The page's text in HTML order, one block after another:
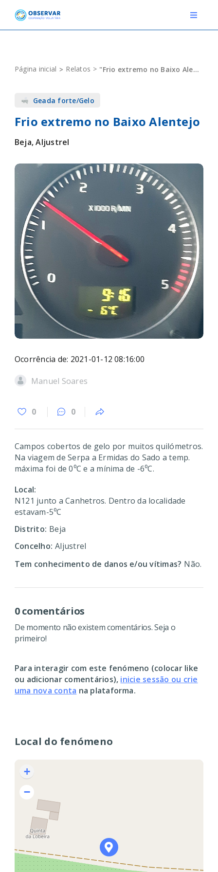
content
Toggle
EVENTOS
DEFINIÇÕES
F.A.Q.
Novo relato Login
Página inicial Relatos "Frio extremo no Baixo Alentejo"
Local do fenómeno
+
−
Geada forte/Gelo
Frio extremo no Baixo Alentejo
Beja, Aljustrel
Ocorrência de: 2021-01-12 08:16:00
Manuel Soares
0 0
Campos cobertos de gelo por muitos quilómetros.
Na viagem de Serpa a Ermidas do Sado a temp.
máxima foi de 0⁰C e a mínima de -6⁰C.
Local:
N121 junto a Canhetros. Dentro da localidade
estavam-5⁰C
Distrito: Beja
Concelho: Aljustrel
Tem conhecimento de danos e/ou vítimas? Não.
0 comentários
De momento não existem comentários. Seja o
primeiro!
Para interagir com este fenómeno (colocar like
ou adicionar comentários), inicie sessão ou crie
uma nova conta na plataforma.